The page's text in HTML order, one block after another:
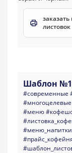
листовок
Шаблон
#современные
#многоцелевые
#меню
#меню_напитки